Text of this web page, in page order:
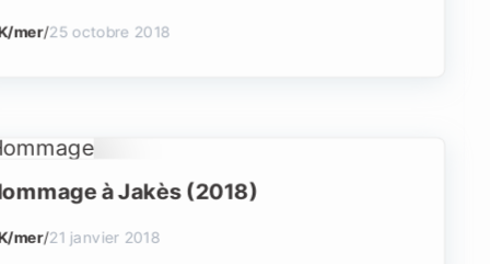
mer/25 octobre 2018
à Jakès (2018)
mer/21 janvier 2018